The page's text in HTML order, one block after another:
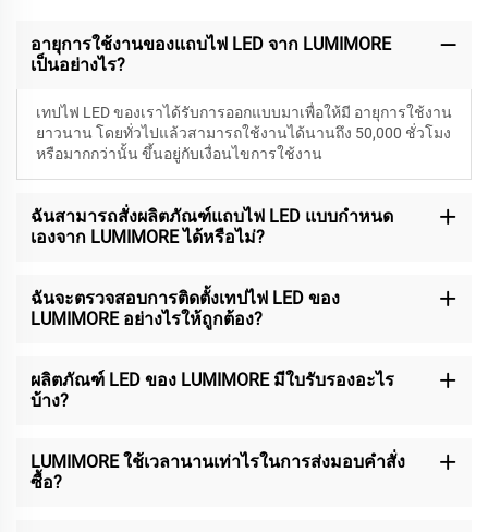
อายุการใช้งานของแถบไฟ LED จาก LUMIMORE
เป็นอย่างไร?
เทปไฟ LED ของเราได้รับการออกแบบมาเพื่อให้มี อายุการใช้งาน
ยาวนาน โดยทั่วไปแล้วสามารถใช้งานได้นานถึง 50,000 ชั่วโมง
หรือมากกว่านั้น ขึ้นอยู่กับเงื่อนไขการใช้งาน
ฉันสามารถสั่งผลิตภัณฑ์แถบไฟ LED แบบกำหนด
เองจาก LUMIMORE ได้หรือไม่?
ฉันจะตรวจสอบการติดตั้งเทปไฟ LED ของ
LUMIMORE อย่างไรให้ถูกต้อง?
ผลิตภัณฑ์ LED ของ LUMIMORE มีใบรับรองอะไร
บ้าง?
LUMIMORE ใช้เวลานานเท่าไรในการส่งมอบคำสั่ง
ซื้อ?